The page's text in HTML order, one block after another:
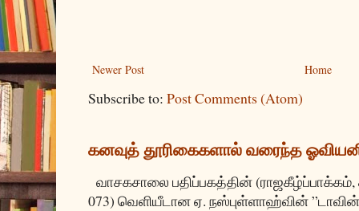
Newer Post Home
Subscribe to: Post Comments (Atom)
கனவுத் தூரிகைகளால் வரைந்த
வாசகசாலை பதிப்பகத்தின்
073) வெளியீடான ஏ. நஸ்புள்ளாஹ்வின்